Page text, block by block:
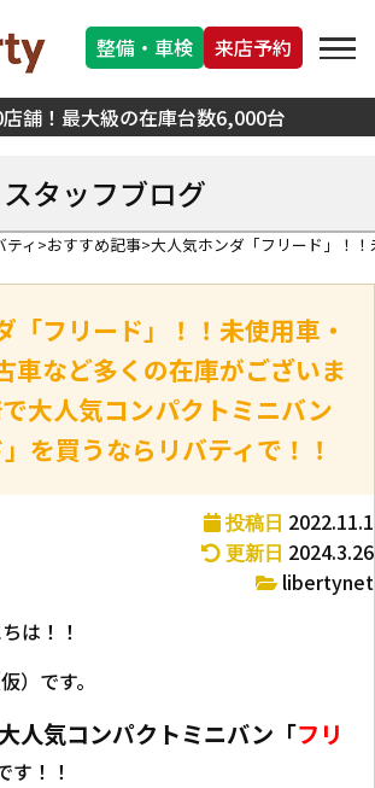
舗！最大級の在庫台数6,000台
整備・車検 来店予約
スタッフブログ
ィ おすすめ記事 大人気ホンダ「フリード」！
「フリード」！！未使用車・
車など多くの在庫がございま
大人気コンパクトミニバン
」を買うならリバティで！！
投稿日 2022.11.1
更新日 2024.3.26
libertynet
は！！
）です。
人気コンパクトミニバン「フリ
す！！